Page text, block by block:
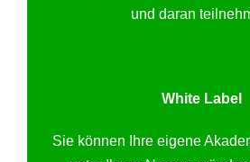
und daran
White Label
Sie können Ihre eigene